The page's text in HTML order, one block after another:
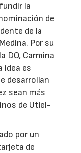
la
de
de la
Por su
DO, Carmina
idea es
desarrollan
sean más
de Utiel-
por un
de